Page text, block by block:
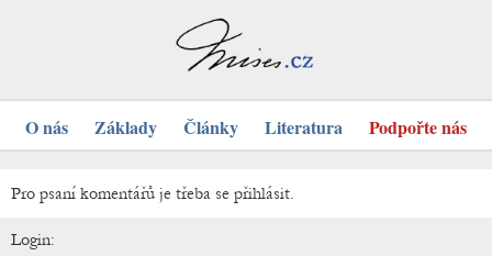
O nás Základy Články Literatura Podpořte nás
Pro psaní komentářů je třeba se přihlásit.
Login: